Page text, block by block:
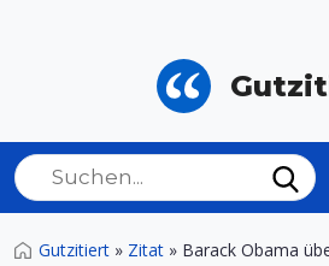
Gutzitiert » Zitat » Barack Obama